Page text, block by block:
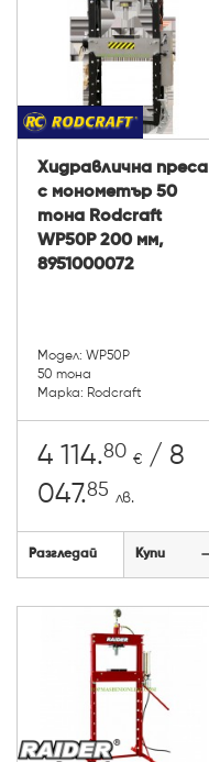
Хидравлична преса
с монометър 50
тона Rodcraft
WP50P 200 мм,
8951000072
Модел: WP50P
50 тона
Марка: Rodcraft
4 114.80 € / 8
047.85 лв.
Разгледай Купи